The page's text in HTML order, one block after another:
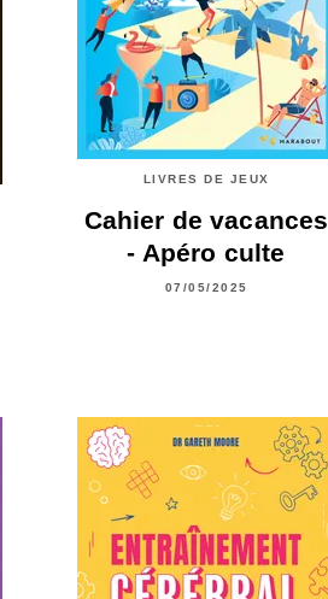
LIVRES DE JEUX
Cahier de vacances
- Apéro culte
07/05/2025